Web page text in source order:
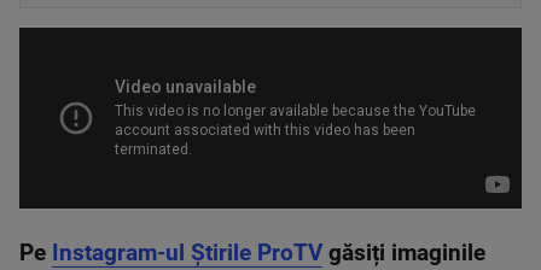
Pe Instagram-ul Știrile ProTV găsiți imaginile